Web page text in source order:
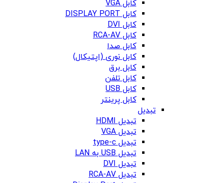
کابل VGA
کابل DISPLAY PORT
کابل DVI
کابل RCA-AV
کابل صدا
کابل نوری (اپتیکال)
کابل برق
کابل تلفن
کابل USB
کابل پرینتر
تبدیل
تبدیل HDMI
تبدیل VGA
تبدیل type-c
تبدیل USB به LAN
تبدیل DVI
تبدیل RCA-AV